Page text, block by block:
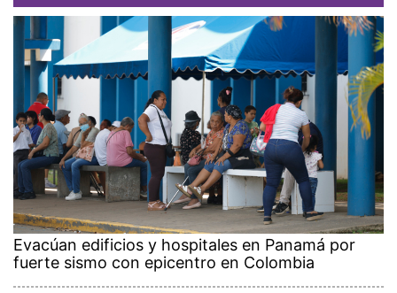
Evacúan edificios y hospitales en Panamá por
fuerte sismo con epicentro en Colombia